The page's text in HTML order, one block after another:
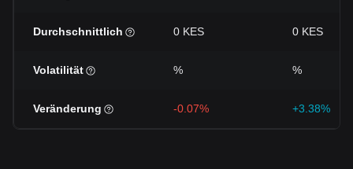
Durchschnittlich 0 KES 0 KES
Volatilität % %
Veränderung -0.07% +3.38%